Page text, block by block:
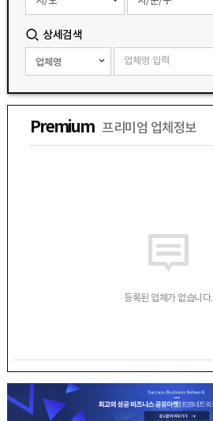
상세검색
Premium 프리미엄 업체정보
등록된 업체가 없습니다.